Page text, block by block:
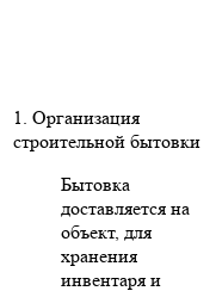
1. Организация
строительной бытовки
Бытовка
доставляется на
объект, для
хранения
инвентаря и